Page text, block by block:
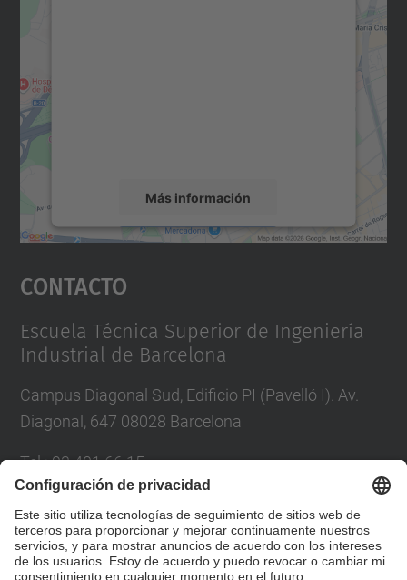
Más información
Aceptar
powered by
Contacto
Escuela Técnica Superior de Ingeniería
Industrial de Barcelona
Campus Diagonal Sud, Edificio PI (Pavelló I). Av.
Diagonal, 647 08028 Barcelona
Tel.:93 401 66 15
Directorio UPC